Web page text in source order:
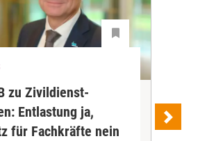
zu Zivildienst-
Entlastung ja,
für Fachkräfte nein